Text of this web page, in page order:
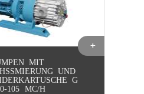
MIT
UND
G
105 MC/H